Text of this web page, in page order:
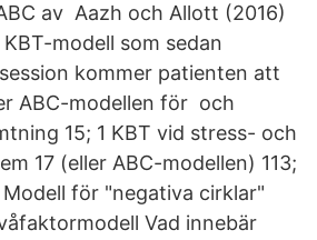
av Aazh och Allott (2016)
modell som sedan
kommer patienten att
ABC-modellen för och
15; 1 KBT vid stress- och
17 (eller ABC-modellen) 113;
Modell för "negativa cirklar"
Vad innebär